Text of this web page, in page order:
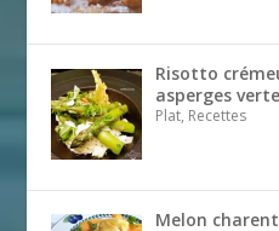
Risotto
asperges
Plat, Recettes
Melon